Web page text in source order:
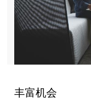
丰富机会